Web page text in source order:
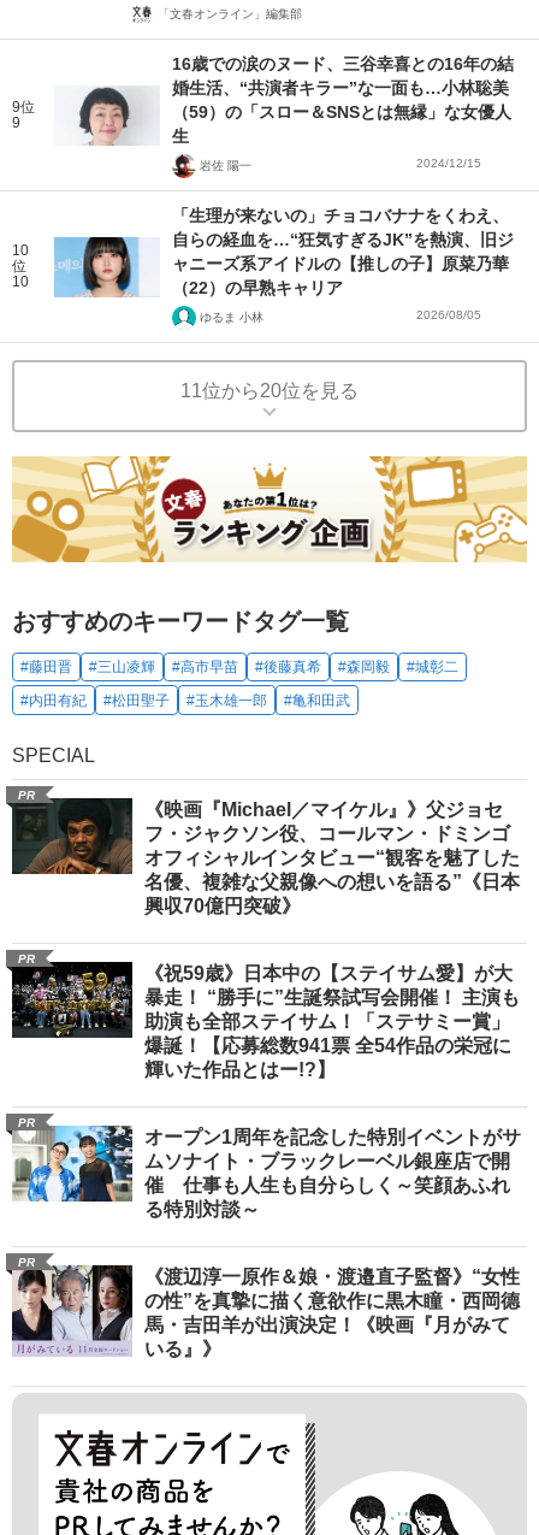
「文春オンライン」編集部
9位
9
16歳での涙のヌード、三谷幸喜との16年の結
婚生活、“共演者キラー”な一面も…小林聡美
（59）の「スロー＆SNSとは無縁」な女優人
生
岩佐 陽一 2024/12/15
10
位
10
「生理が来ないの」チョコバナナをくわえ、
自らの経血を…“狂気すぎるJK”を熱演、旧ジ
ャニーズ系アイドルの【推しの子】原菜乃華
（22）の早熟キャリア
ゆるま 小林 2026/08/05
11位から20位を見る
おすすめのキーワードタグ一覧
#藤田晋 #三山凌輝 #高市早苗 #後藤真希 #森岡毅
#城彰二
#内田有紀
#松田聖子 #玉木雄一郎 #亀和田武
SPECIAL
PR
《映画『Michael／マイケル』》父ジョセ
フ・ジャクソン役、コールマン・ドミンゴ
オフィシャルインタビュー“観客を魅了した
名優、複雑な父親像への想いを語る”《日本
興収70億円突破》
PR
《祝59歳》日本中の【ステイサム愛】が大
暴走！ “勝手に”生誕祭試写会開催！ 主演も
助演も全部ステイサム！「ステサミー賞」
爆誕！【応募総数941票 全54作品の栄冠に
輝いた作品とはー!?】
PR
オープン1周年を記念した特別イベントがサ
ムソナイト・ブラックレーベル銀座店で開
催 仕事も人生も自分らしく～笑顔あふれ
る特別対談～
PR
《渡辺淳一原作＆娘・渡邉直子監督》“女性
の性”を真摯に描く意欲作に黒木瞳・西岡德
馬・吉田羊が出演決定！《映画『月がみて
いる』》